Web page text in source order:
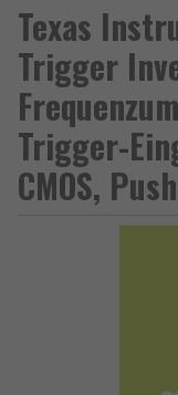
Texas
Trigger
Trigger-
CMOS,